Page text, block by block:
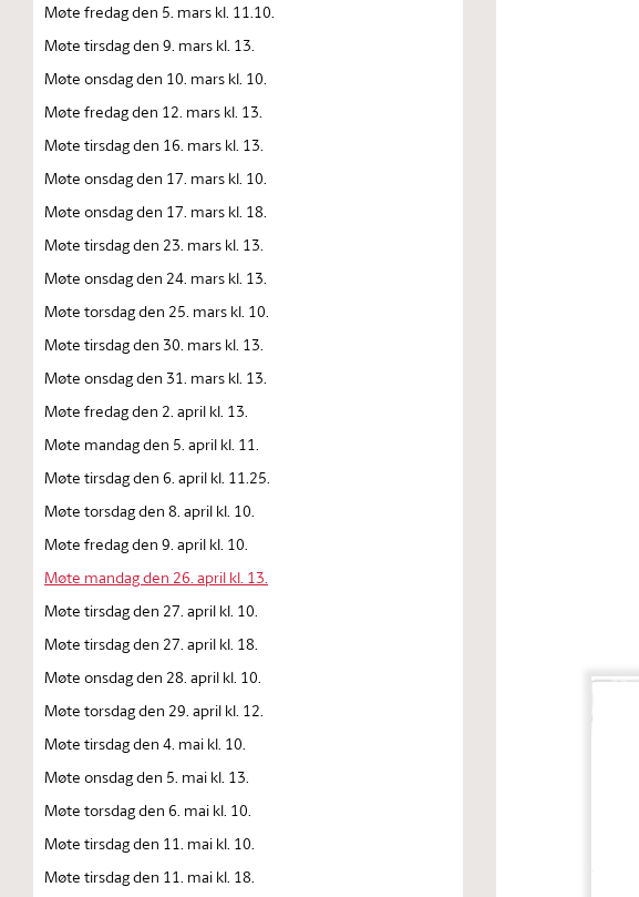
Møte fredag den 5. mars kl. 11.10.
Møte tirsdag den 9. mars kl. 13.
Møte onsdag den 10. mars kl. 10.
Møte fredag den 12. mars kl. 13.
Møte tirsdag den 16. mars kl. 13.
Møte onsdag den 17. mars kl. 10.
Møte onsdag den 17. mars kl. 18.
Møte tirsdag den 23. mars kl. 13.
Møte onsdag den 24. mars kl. 13.
Møte torsdag den 25. mars kl. 10.
Møte tirsdag den 30. mars kl. 13.
Møte onsdag den 31. mars kl. 13.
Møte fredag den 2. april kl. 13.
Møte mandag den 5. april kl. 11.
Møte tirsdag den 6. april kl. 11.25.
Møte torsdag den 8. april kl. 10.
Møte fredag den 9. april kl. 10.
Møte mandag den 26. april kl. 13.
Møte tirsdag den 27. april kl. 10.
Møte tirsdag den 27. april kl. 18.
Møte onsdag den 28. april kl. 10.
Møte torsdag den 29. april kl. 12.
Møte tirsdag den 4. mai kl. 10.
Møte onsdag den 5. mai kl. 13.
Møte torsdag den 6. mai kl. 10.
Møte tirsdag den 11. mai kl. 10.
Møte tirsdag den 11. mai kl. 18.